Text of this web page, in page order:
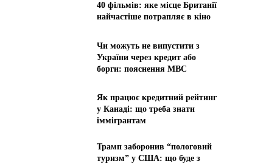
40 фільмів: яке місце Британії
найчастіше потрапляє в кіно
Чи можуть не випустити з
України через кредит або
борги: пояснення МВС
Як працює кредитний рейтинг
у Канаді: що треба знати
іммігрантам
Трамп заборонив “пологовий
туризм” у США: що буде з